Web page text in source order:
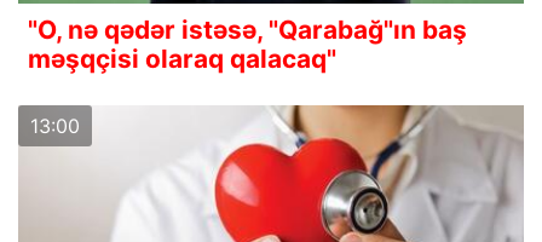
"O, nə qədər istəsə, "Qarabağ"ın baş
məşqçisi olaraq qalacaq"
13:00